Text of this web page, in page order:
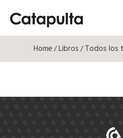
Home/Libros/Todos los